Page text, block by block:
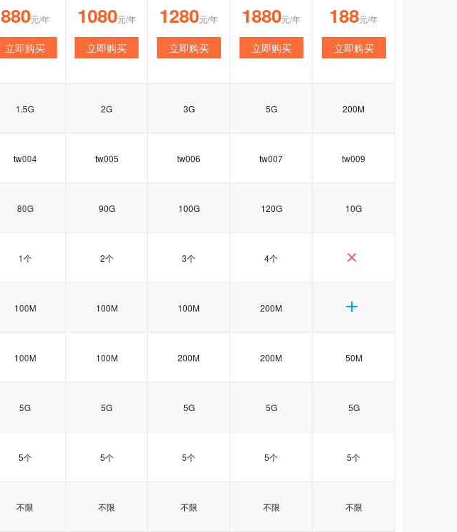
880元/年
立即购买
1080元/年
立即购买
1280元/年
立即购买
1880元/年
立即购买
188元/年
立即购买
1.5G 2G 3G 5G 200M
tw004 tw005 tw006 tw007 tw009
80G 90G 100G 120G 10G
1个 2个 3个 4个
100M 100M 100M 200M
100M 100M 200M 200M 50M
5G 5G 5G 5G 5G
5个 5个 5个 5个 5个
不限 不限 不限 不限 不限